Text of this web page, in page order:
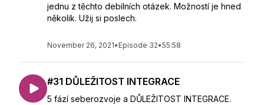
jednu z těchto debilních otázek. Možností je hned
několik. Užij si poslech.
November 26, 2021• Episode 32•55:58
#31 DŮLEŽITOST INTEGRACE
5 fází seberozvoje a DŮLEŽITOST INTEGRACE.